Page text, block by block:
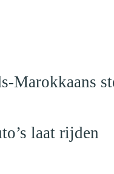
Marokkaans
laat rijden